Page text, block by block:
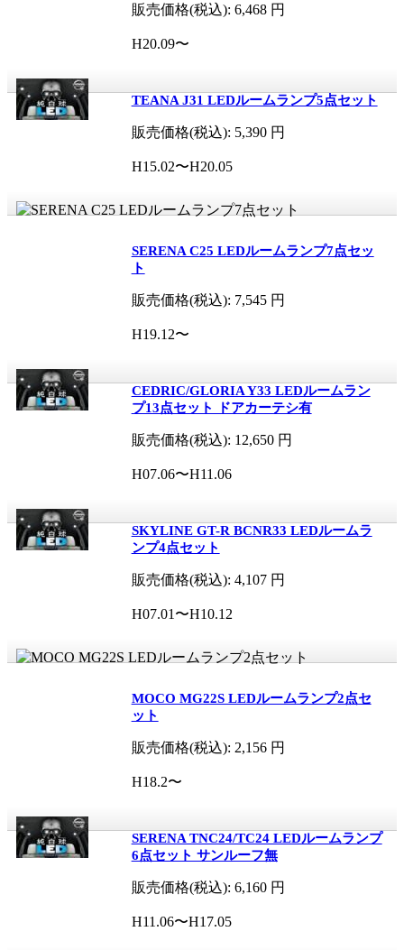
販売価格(税込): 6,468 円
H20.09〜
TEANA J31 LEDルームランプ5点セット
販売価格(税込): 5,390 円
H15.02〜H20.05
SERENA C25 LEDルームランプ7点セッ
ト
販売価格(税込): 7,545 円
H19.12〜
CEDRIC/GLORIA Y33 LEDルームラン
プ13点セット ドアカーテシ有
販売価格(税込): 12,650 円
H07.06〜H11.06
SKYLINE GT-R BCNR33 LEDルームラ
ンプ4点セット
販売価格(税込): 4,107 円
H07.01〜H10.12
MOCO MG22S LEDルームランプ2点セ
ット
販売価格(税込): 2,156 円
H18.2〜
SERENA TNC24/TC24 LEDルームランプ
6点セット サンルーフ無
販売価格(税込): 6,160 円
H11.06〜H17.05